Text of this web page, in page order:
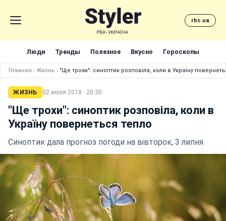
rbc.ua
Люди Тренды Полезное Вкусно Гороскопы
Главная › Жизнь › "Ще трохи": синоптик розповіла, коли в Україну
ЖИЗНЬ 02 июля 2018 · 20:30
"Ще трохи": синоптик розповіла, коли в
Україну повернеться тепло
Синоптик дала прогноз погоди на вівторок, 3 липня